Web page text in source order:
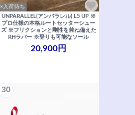
×入荷待ち
UNPARALLEL(アンパラレル) L5 UP ※
プロ仕様の本格ルートセッターシュー
ズ ※フリクションと剛性を兼ね備えた
RHラバー ※登りも可能なソール
20,900円
30